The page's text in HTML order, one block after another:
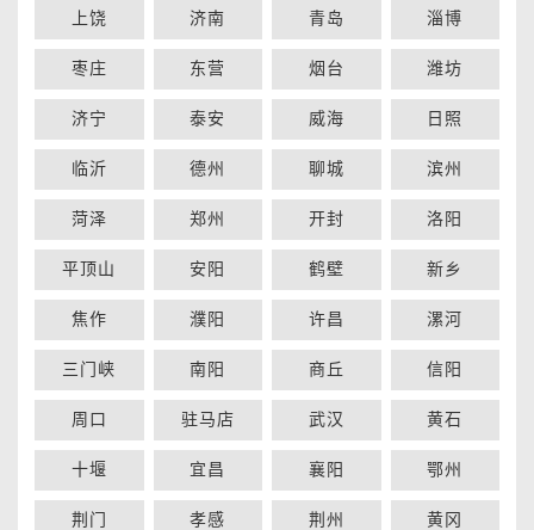
上饶 济南 青岛 淄博
枣庄 东营 烟台 潍坊
济宁 泰安 威海 日照
临沂 德州 聊城 滨州
菏泽 郑州 开封 洛阳
平顶山 安阳 鹤壁 新乡
焦作 濮阳 许昌 漯河
三门峡 南阳 商丘 信阳
周口 驻马店 武汉 黄石
十堰 宜昌 襄阳 鄂州
荆门 孝感 荆州 黄冈